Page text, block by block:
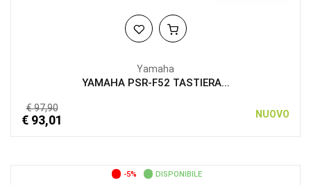
Yamaha
YAMAHA PSR-F52 TASTIERA...
€ 97,90
€ 93,01 NUOVO
-5% DISPONIBILE